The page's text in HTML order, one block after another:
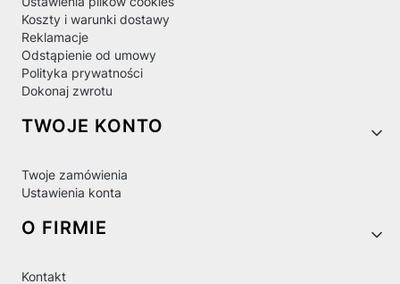
Koszty i warunki dostawy
Reklamacje
Odstąpienie od umowy
Polityka prywatności
Dokonaj zwrotu
TWOJE KONTO
Twoje zamówienia
Ustawienia konta
O FIRMIE
Kontakt